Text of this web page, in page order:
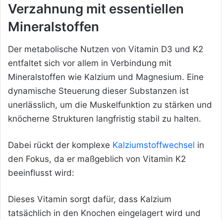
Verzahnung mit essentiellen
Mineralstoffen
Der metabolische Nutzen von Vitamin D3 und K2
entfaltet sich vor allem in Verbindung mit
Mineralstoffen wie Kalzium und Magnesium. Eine
dynamische Steuerung dieser Substanzen ist
unerlässlich, um die Muskelfunktion zu stärken und
knöcherne Strukturen langfristig stabil zu halten.
Dabei rückt der komplexe Kalziumstoffwechsel in
den Fokus, da er maßgeblich von Vitamin K2
beeinflusst wird:
Dieses Vitamin sorgt dafür, dass Kalzium
tatsächlich in den Knochen eingelagert wird und